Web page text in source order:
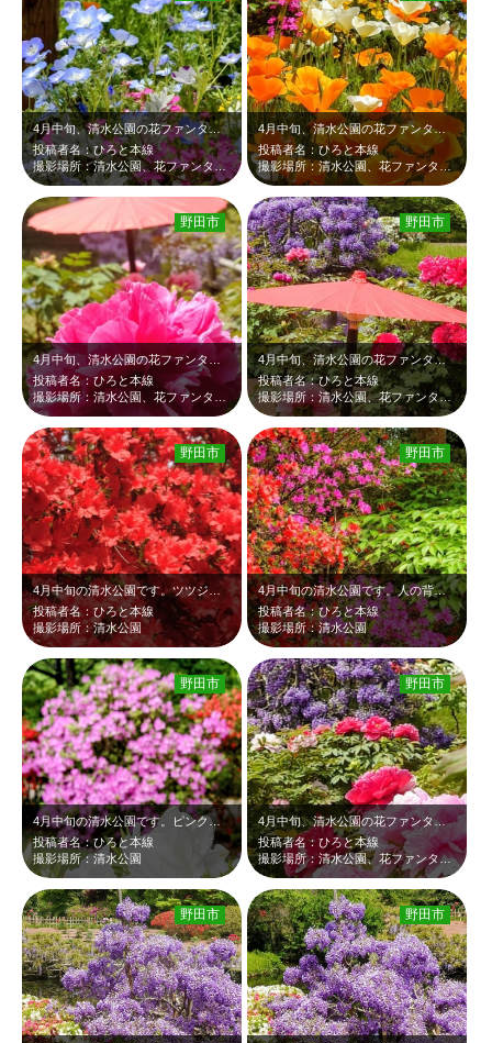
4月中旬、清水公園の花ファンタジアです。ピンクのシバザクラと淡い青のネモフィラ…
投稿者名：ひろと本線
撮影場所：清水公園、花ファンタジア
4月中旬、清水公園の花ファンタジアです。オレンジ色のハナビシソウ？やピンクのシ…
投稿者名：ひろと本線
撮影場所：清水公園、花ファンタジア
投稿者名：ひろと本線
野田市
4月中旬、清水公園の花ファンタジアです。赤い和傘と淡いピンクのぼたんが、紫の藤…
投稿者名：ひろと本線
撮影場所：清水公園、花ファンタジア
野田市
4月中旬の清水公園です。ツツジを見に来ましたが、人の背丈よりも高く、壁のような…
投稿者名：ひろと本線
撮影場所：清水公園
野田市
4月中旬の清水公園です。人の背丈よりも高い、赤やピンクのツツジが新緑に映えて綺…
投稿者名：ひろと本線
撮影場所：清水公園
野田市
4月中旬の清水公園です。ピンクや赤、そして白いツツジが新緑に映えて綺麗でした。
投稿者名：ひろと本線
撮影場所：清水公園
野田市
4月中旬、清水公園の花ファンタジアです。池の周りにぼたんが咲いていました。淡い…
投稿者名：ひろと本線
撮影場所：清水公園、花ファンタジア
野田市
野田市 野田市